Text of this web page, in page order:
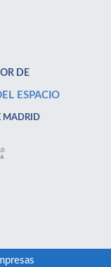
DE
ESPACIO
MADRID